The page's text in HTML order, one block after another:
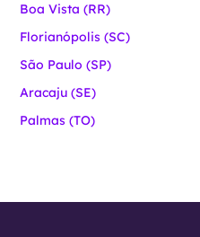
Boa Vista (RR)
Florianópolis (SC)
São Paulo (SP)
Aracaju (SE)
Palmas (TO)